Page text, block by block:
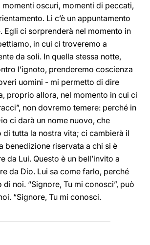
oscuri, momenti di peccati,
Lì c’è un appuntamento
Egli ci sorprenderà nel momento in
in cui ci troveremo a
da soli. In quella stessa notte,
l’ignoto, prenderemo coscienza
uomini - mi permetto di dire
proprio allora, nel momento in cui ci
non dovremo temere: perché in
ci darà un nome nuovo, che
di tutta la nostra vita; ci cambierà il
benedizione riservata a chi si è
da Lui. Questo è un bell’invito a
da Dio. Lui sa come farlo, perché
noi. “Signore, Tu mi conosci”, può
“Signore, Tu mi conosci.